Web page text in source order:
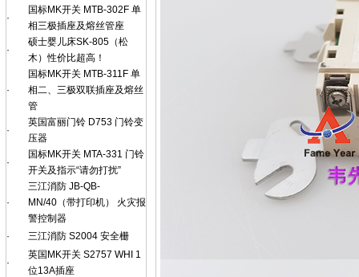
·
国标MK开关 MTB-302F 单
相三极插座及熔丝管座
·
硕士婴儿床SK-805（松
木）性价比超高！
·
国标MK开关 MTB-311F 单
相二、三极双联插座及熔丝
管
·
英国富丽门铃 D753 门铃变
压器
·
国标MK开关 MTA-331 门铃
开关及指示“请勿打扰”
·
三江消防 JB-QB-
MN/40（带打印机） 火灾报
警控制器
·
三江消防 S2004 安全栅
·
英国MK开关 S2757 WHI 1
位13A插座